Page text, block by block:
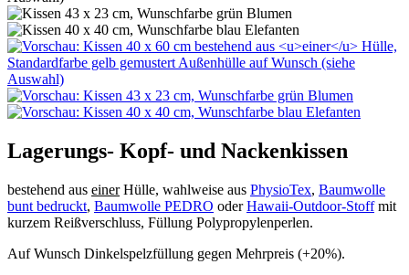
Lagerungs- Kopf- und Nackenkissen
bestehend aus einerHülle, wahlweise aus PhysioTex, Baumwolle
bunt bedruckt, Baumwolle PEDRO oderHawaii-Outdoor-Stoffmit
kurzem Reißverschluss, Füllung Polypropylenperlen.
Auf Wunsch Dinkelspelzfüllung gegen Mehrpreis (+20%).